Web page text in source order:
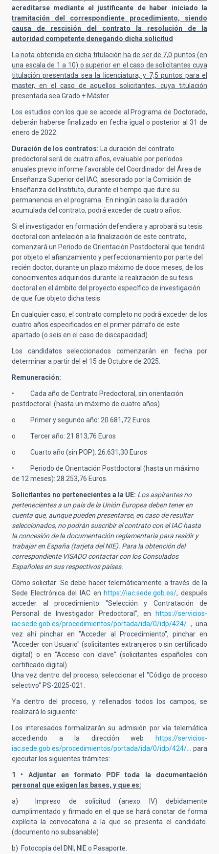
acreditarse mediante el justificante de haber iniciado la
tramitación del correspondiente procedimiento, siendo
causa de rescisión del contrato la resolución de la
autoridad competente denegando dicha solicitud
La nota obtenida en dicha titulación ha de ser de 7,0 puntos (en
una escala de 1 a 10) o superior en el caso de solicitantes cuya
titulación presentada sea la licenciatura, y 7,5 puntos para el
master, en el caso de aquellos solicitantes, cuya titulación
presentada sea Grado + Máster.
Los estudios con los que se accede al Programa de Doctorado,
deberán haberse finalizado en fecha igual o posterior al 31 de
enero de 2022.
Duración de los contratos: La duración del contrato
predoctoral será de cuatro años, evaluable por períodos
anuales previo informe favorable del Coordinador del Área de
Enseñanza Superior del IAC, asesorado por la Comisión de
Enseñanza del Instituto, durante el tiempo que dure su
permanencia en el programa. En ningún caso la duración
acumulada del contrato, podrá exceder de cuatro años.
Si el investigador en formación defendiera y aprobará su tesis
doctoral con antelación a la finalización de este contrato,
comenzará un Periodo de Orientación Postdoctoral que tendrá
por objeto el afianzamiento y perfeccionamiento por parte del
recién doctor, durante un plazo máximo de doce meses, de los
conocimientos adquiridos durante la realización de su tesis
doctoral en el ámbito del proyecto específico de investigación
de que fue objeto dicha tesis
En cualquier caso, el contrato completo no podrá exceder de los
cuatro años especificados en el primer párrafo de este
apartado (o seis en el caso de discapacidad)
Los candidatos seleccionados comenzarán en fecha por
determinar a partir del el 15 de Octubre de 2025.
Remuneración:
• Cada año de Contrato Predoctoral, sin orientación
postdoctoral (hasta un máximo de cuatro años)
o Primer y segundo año: 20.681,72 Euros.
o Tercer año: 21.813,76 Euros
o Cuarto año (sin POP): 26.631,30 Euros
• Periodo de Orientación Postdoctoral (hasta un máximo
de 12 meses): 28.253,76 Euros.
Solicitantes no pertenecientes a la UE: Los aspirantes no
pertenecientes a un país de la Unión Europea deben tener en
cuenta que, aunque pueden presentarse, en caso de resultar
seleccionados, no podrán suscribir el contrato con el IAC hasta
la concesión de la documentación reglamentaria para residir y
trabajar en España (tarjeta del NIE). Para la obtención del
correspondiente VISADO contactar con los Consulados
Españoles en sus respectivos países.
Cómo solicitar: Se debe hacer telemáticamente a través de la
Sede Electrónica del IAC en https://iac.sede.gob.es/, después
acceder al procedimiento "Selección y Contratación de
Personal de Investigador Predoctoral", en
https://servicios-
iac.sede.gob.es/procedimientos/portada/ida/0/idp/424/… , una
vez ahí pinchar en "Acceder al Procedimiento", pinchar en
"Acceder con Usuario" (solicitantes extranjeros o sin certificado
digital) o en "Acceso con clave" (solicitantes españoles con
certificado digital).
Una vez dentro del proceso, seleccionar el "Código de proceso
selectivo" PS-2025-021.
Ya dentro del proceso, y rellenados todos los campos, se
realizará lo siguiente:
Los interesados formalizarán su admisión por vía telemática
accediendo a la dirección web
https://servicios-
iac.sede.gob.es/procedimientos/portada/ida/0/idp/424/…
para
ejecutar los siguientes trámites:
1 • Adjuntar en formato PDF toda la documentación
personal que exigen las bases, y que es:
a) Impreso de solicitud (anexo IV) debidamente
cumplimentado y firmado en el que se hará constar de forma
explícita la convocatoria a la que se presenta el candidato.
(documento no subsanable)
b) Fotocopia del DNI, NIE o Pasaporte.